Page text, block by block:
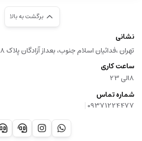
برگشت به بالا
نشانی
تهران ،فدائیان اسلام جنوب، بعداز آزادگان پلاک 618
ساعت کاری
8الی 23
شماره تماس
09371224477
|